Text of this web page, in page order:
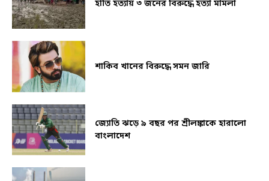
হাতি হত্যায় ৩ জনের বিরুদ্ধে হত্যা মামলা
শাকিব খানের বিরুদ্ধে সমন জারি
জ্যোতি ঝড়ে ৯ বছর পর শ্রীলঙ্কাকে হারালো
বাংলাদেশ